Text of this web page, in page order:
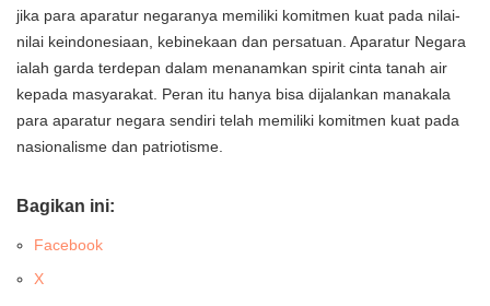
jika para aparatur negaranya memiliki komitmen kuat pada nilai-
nilai keindonesiaan, kebinekaan dan persatuan. Aparatur Negara
ialah garda terdepan dalam menanamkan spirit cinta tanah air
kepada masyarakat. Peran itu hanya bisa dijalankan manakala
para aparatur negara sendiri telah memiliki komitmen kuat pada
nasionalisme dan patriotisme.
Bagikan ini:
Facebook
X